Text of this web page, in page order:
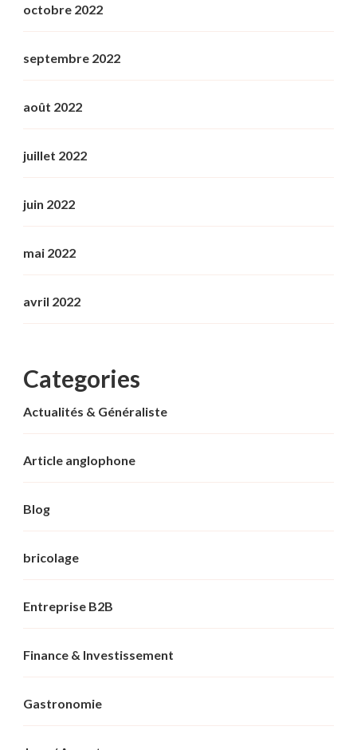
octobre 2022
septembre 2022
août 2022
juillet 2022
juin 2022
mai 2022
avril 2022
Categories
Actualités & Généraliste
Article anglophone
Blog
bricolage
Entreprise B2B
Finance & Investissement
Gastronomie